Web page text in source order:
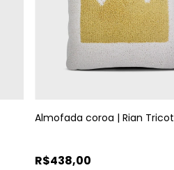
Almofada coroa | Rian Tricot
R$438,00